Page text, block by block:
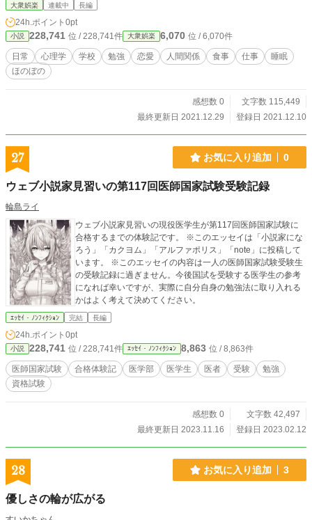
はチートもなければ神様もいなければ天才にもなれない。生まれを理由に諦める
ことはない。平凡な家庭に生まれようと知識と経験と努力で天才は越えられる。
神様に願って頼るのはバカバカしい。チートがなくたって人生はうまくいく。
まずは知識を得ることから始めよう。雑談部は知識に貪欲だ。 読むだけでレベ
ルアップ！ 目指せ、タメになる雑談！ 成長するための糧がここにある。 コン
セプトは「簡単に学ぶ」 さあ、人生の勝ち組になろう！ アルファポリスでは途
大衆娯楽 連載中 長編
24h.ポイント 0pt
小説 228,741 位 / 228,741件 大衆娯楽 6,070 位 / 6,070件
日常 心理学 学校 勉強 恋愛 人間関係 食事 仕事
睡眠
ほのぼの
感想数 0
文字数 115,449
最終更新日 2021.12.29
登録日 2021.12.10
27 お気に入り追加 0
ウェブ小説家見習いの第117回医師国家試験受験記録
輪島ライ
ウェブ小説家見習いの現役医学生が第117回医師国家試験に
合格するまでの体験記です。 ※このエッセイは「小説家にな
ろう」「カクヨム」「アルファポリス」「note」に投稿して
います。 ※このエッセイの内容は一人の医師国家試験受験生
の受験記録に過ぎません。今後国試を受験する医学生の参考
になれば幸いですが、実際に自分自身の勉強法に取り入れる
かはよく考えて決めてください。
ｴｯｾｲ・ﾉﾝﾌｨｸｼｮﾝ 完結 長編
24h.ポイント 0pt
小説 228,741 位 / 228,741件 ｴｯｾｲ・ﾉﾝﾌｨｸｼｮﾝ 8,863 位 / 8,863件
医師国家試験 合格体験記 医学部 医学生 医者 受験
勉強
資格試験
感想数 0
文字数 42,497
最終更新日 2023.11.16
登録日 2023.02.12
28 お気に入り追加 3
優しさの輪が広がる